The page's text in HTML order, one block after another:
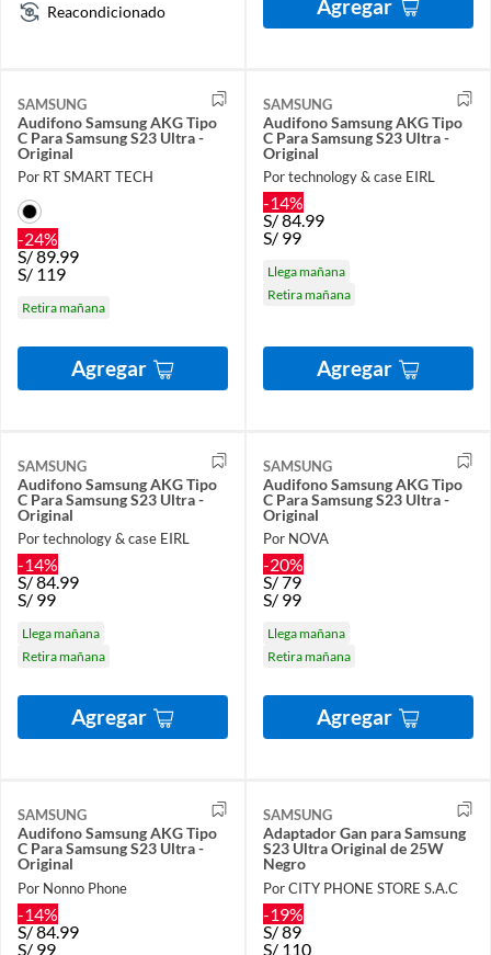
Reacondicionado Agregar
SAMSUNG
Audifono Samsung AKG Tipo
C Para Samsung S23 Ultra -
Original
Por RT SMART TECH
-24%
S/89.99
S/ 119
Retira mañana
Agregar
SAMSUNG
Audifono Samsung AKG Tipo
C Para Samsung S23 Ultra -
Original
Por technology & case EIRL
-14%
S/84.99
S/ 99
Llega mañana
Retira mañana
Agregar
SAMSUNG
Audifono Samsung AKG Tipo
C Para Samsung S23 Ultra -
Original
Por technology & case EIRL
-14%
S/84.99
S/ 99
Llega mañana
Retira mañana
Agregar
SAMSUNG
Audifono Samsung AKG Tipo
C Para Samsung S23 Ultra -
Original
Por NOVA
-20%
S/79
S/ 99
Llega mañana
Retira mañana
Agregar
SAMSUNG
Audifono Samsung AKG Tipo
C Para Samsung S23 Ultra -
Original
Por Nonno Phone
-14%
S/84.99
S/ 99
SAMSUNG
Adaptador Gan para Samsung
S23 Ultra Original de 25W
Negro
Por CITY PHONE STORE S.A.C
-19%
S/89
S/ 110